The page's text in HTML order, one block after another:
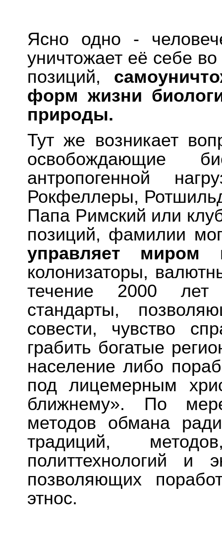
Ясно одно -
уничтожает её себе
позиций,
форм жизни
природы.
Тут же возникает
освобождающие
антропогенной
Рокфеллеры,
Папа Римский или
позиций, фамилии
управляет миром
колонизаторы,
течение 2000
стандарты,
совести, чувство
грабить богатые
население либо
под лицемерным
ближнему». По
методов обмана
традиций,
политтехнологий и
позволяющих
этнос.